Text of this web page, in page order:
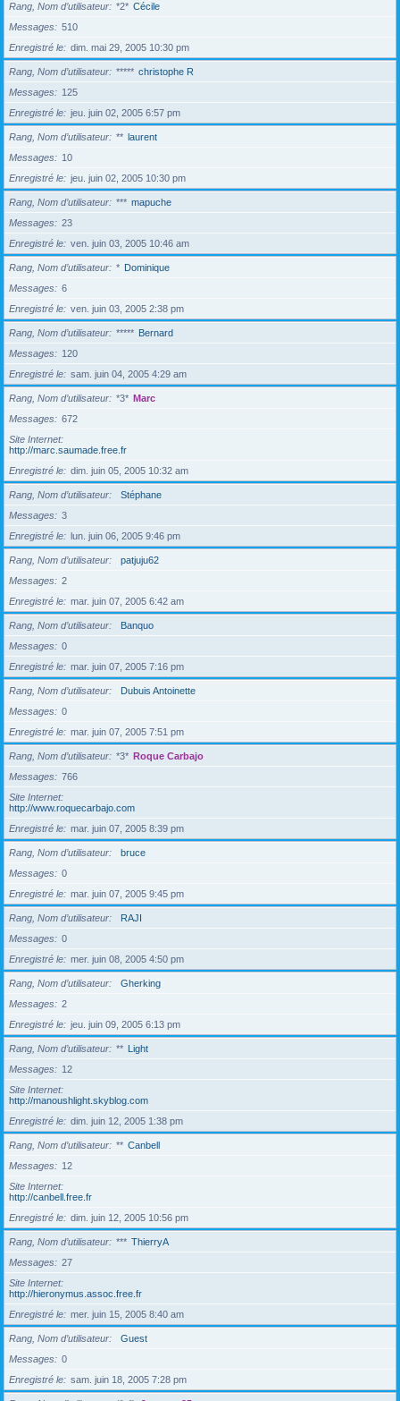
Rang, Nom d’utilisateur *2* Cécile
Messages
510
Enregistré le
dim. mai 29, 2005 10:30 pm
Rang, Nom d’utilisateur ***** christophe R
Messages
125
Enregistré le
jeu. juin 02, 2005 6:57 pm
Rang, Nom d’utilisateur ** laurent
Messages
10
Enregistré le
jeu. juin 02, 2005 10:30 pm
Rang, Nom d’utilisateur *** mapuche
Messages
23
Enregistré le
ven. juin 03, 2005 10:46 am
Rang, Nom d’utilisateur * Dominique
Messages
6
Enregistré le
ven. juin 03, 2005 2:38 pm
Rang, Nom d’utilisateur ***** Bernard
Messages
120
Enregistré le
sam. juin 04, 2005 4:29 am
Rang, Nom d’utilisateur *3* Marc
Messages
672
Site Internet
http://marc.saumade.free.fr
Enregistré le
dim. juin 05, 2005 10:32 am
Rang, Nom d’utilisateur
Stéphane
Messages
3
Enregistré le
lun. juin 06, 2005 9:46 pm
Rang, Nom d’utilisateur
patjuju62
Messages
2
Enregistré le
mar. juin 07, 2005 6:42 am
Rang, Nom d’utilisateur
Banquo
Messages
0
Enregistré le
mar. juin 07, 2005 7:16 pm
Rang, Nom d’utilisateur
Dubuis Antoinette
Messages
0
Enregistré le
mar. juin 07, 2005 7:51 pm
Rang, Nom d’utilisateur *3* Roque Carbajo
Messages
766
Site Internet
http://www.roquecarbajo.com
Enregistré le
mar. juin 07, 2005 8:39 pm
Rang, Nom d’utilisateur
bruce
Messages
0
Enregistré le
mar. juin 07, 2005 9:45 pm
Rang, Nom d’utilisateur
RAJI
Messages
0
Enregistré le
mer. juin 08, 2005 4:50 pm
Rang, Nom d’utilisateur
Gherking
Messages
2
Enregistré le
jeu. juin 09, 2005 6:13 pm
Rang, Nom d’utilisateur ** Light
Messages
12
Site Internet
http://manoushlight.skyblog.com
Enregistré le
dim. juin 12, 2005 1:38 pm
Rang, Nom d’utilisateur ** Canbell
Messages
12
Site Internet
http://canbell.free.fr
Enregistré le
dim. juin 12, 2005 10:56 pm
Rang, Nom d’utilisateur *** ThierryA
Messages
27
Site Internet
http://hieronymus.assoc.free.fr
Enregistré le
mer. juin 15, 2005 8:40 am
Rang, Nom d’utilisateur
Guest
Messages
0
Enregistré le
sam. juin 18, 2005 7:28 pm